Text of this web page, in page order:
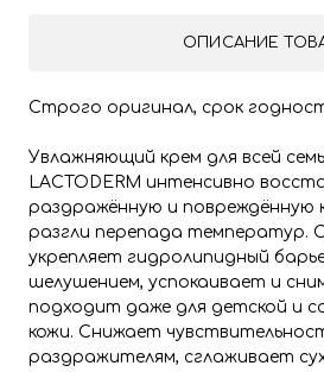
ОПИСАНИЕ
Строго оригинал, срок
Увлажняющий крем для всей
LACTODERM интенсивно
раздражённую и повреждённую
разгли перепада температур.
укрепляет гидролипидный
шелушением, успокаивает и
подходит даже для детской и
кожи. Снижает
раздражителям, сглаживает